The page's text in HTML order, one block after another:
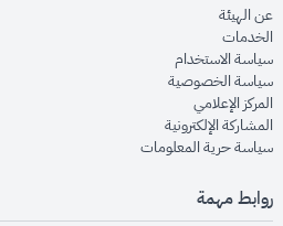
عن الهيئةopens in new window
الخدماتopens in new window
سياسة الاستخدام
سياسة الخصوصيةopens in new window
المركز الإعلاميopens in new window
المشاركة الإلكترونيةopens in new window
سياسة حرية المعلوماتopens in new window
روابط مهمة